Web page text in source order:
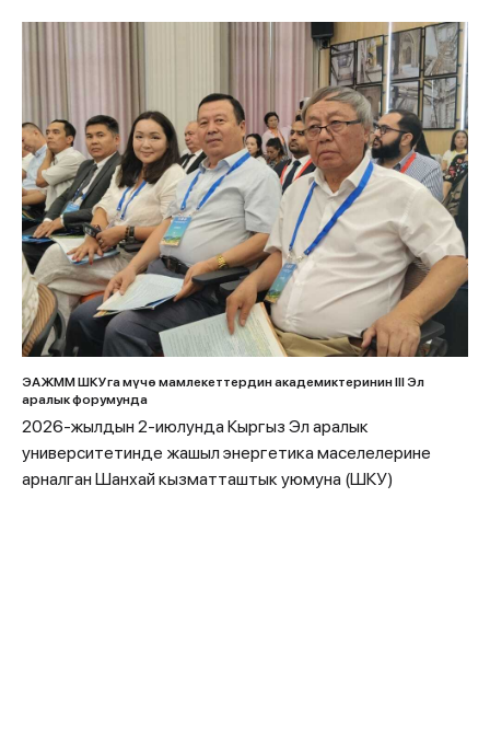
ЭАЖММ ШКУга мүчө мамлекеттердин академиктеринин III Эл
аралык форумунда
2026-жылдын 2-июлунда Кыргыз Эл аралык
университетинде жашыл энергетика маселелерине
арналган Шанхай кызматташтык уюмуна (ШКУ)